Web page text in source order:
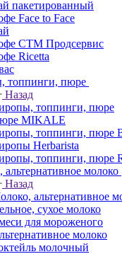
пакетированный
Face to Face
СТМ Продсервис
Ricetta
топпинги, пюре
Назад
топпинги, пюре
MIKALE
топпинги, пюре
Herbarista
топпинги, пюре
молоко
Назад
альтернативное
сухое молоко
для мороженого
молоко
молочный